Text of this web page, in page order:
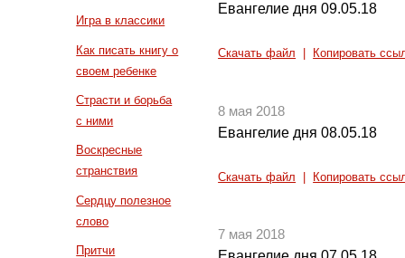
Игра в классики
Как писать книгу о
своем ребенке
Страсти и борьба
с ними
Воскресные
странствия
Сердцу полезное
слово
Притчи
Евангелие дня 09.05.18
Скачать файл Копировать
8 мая 2018
Евангелие дня 08.05.18
Скачать файл Копировать
7 мая 2018